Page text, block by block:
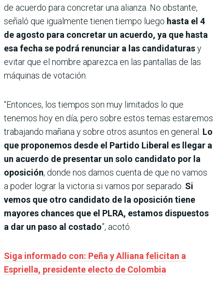
de acuerdo para concretar una alianza. No obstante,
señaló que igualmente tienen tiempo luego hasta el 4
de agosto para concretar un acuerdo, ya que hasta
esa fecha se podrá renunciar a las candidaturasy
evitar que el nombre aparezca en las pantallas de las
máquinas de votación.
“Entonces, los tiempos son muy limitados lo que
tenemos hoy en día; pero sobre estos temas estaremos
trabajando mañana y sobre otros asuntos en general. Lo
que proponemos desde el Partido Liberal es llegar a
un acuerdo de presentar un solo candidato por la
oposición, donde nos damos cuenta de que no vamos
a poder lograr la victoria si vamos por separado. Si
vemos que otro candidato de la oposición tiene
mayores chances que el PLRA, estamos dispuestos
a dar un paso al costado”, acotó.
Siga informado con: Peña y Alliana felicitan a
Espriella, presidente electo de Colombia